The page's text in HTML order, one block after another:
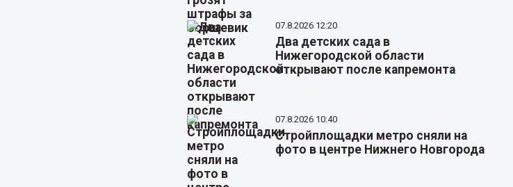
07.8.2026 12:20
Два детских сада в
Нижегородской области
открывают после капремонта
07.8.2026 10:40
Стройплощадки метро сняли на
фото в центре Нижнего Новгорода